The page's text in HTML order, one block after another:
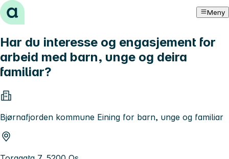
Hopp til innhold Meny
Har du interesse og engasjement for
arbeid med barn, unge og deira
familiar?
Bjørnafjorden kommune Eining for barn, unge og familiar